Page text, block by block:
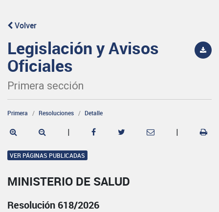
Volver
Legislación y Avisos
Oficiales
Primera sección
Primera Resoluciones Detalle
| |
VER PÁGINAS PUBLICADAS
MINISTERIO DE SALUD
Resolución 618/2026